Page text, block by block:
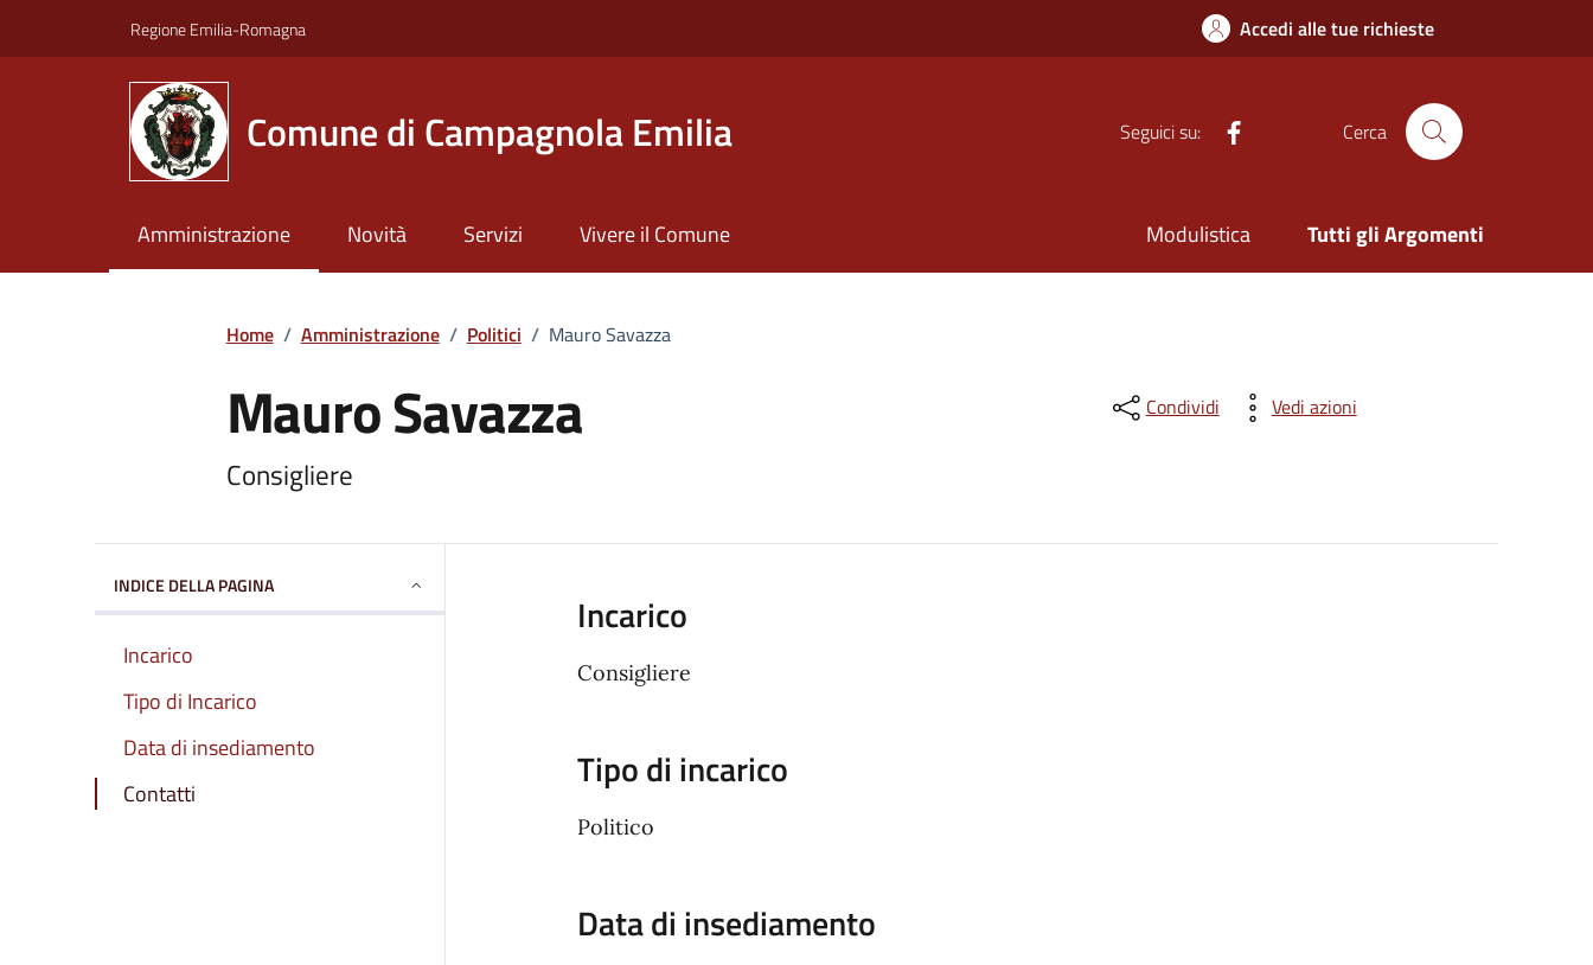
Regione Emilia-Romagna Accedi alle tue richieste
Comune di Campagnola Emilia Seguici su: Cerca
Amministrazione Novità Servizi Vivere il Comune Modulistica Tutti gli Argomenti
Home / Amministrazione / Politici / Mauro Savazza
Mauro Savazza
Consigliere
Condividi Vedi azioni
INDICE DELLA PAGINA
Incarico
Tipo di Incarico
Data di insediamento
Contatti
Incarico
Consigliere
Tipo di incarico
Politico
Data di insediamento